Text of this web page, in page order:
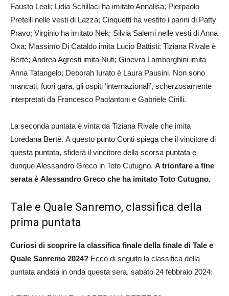
Fausto Leali; Lidia Schillaci ha imitato Annalisa; Pierpaolo
Pretelli nelle vesti di Lazza; Cinquetti ha vestito i panni di Patty
Pravo; Virginio ha imitato Nek; Silvia Salemi nelle vesti di Anna
Oxa; Massimo Di Cataldo imita Lucio Battisti; Tiziana Rivale è
Bertè; Andrea Agresti imita Nuti; Ginevra Lamborghini imita
Anna Tatangelo; Deborah Iurato è Laura Pausini. Non sono
mancati, fuori gara, gli ospiti ‘internazionali’, scherzosamente
interpretati da Francesco Paolantoni e Gabriele Cirilli.
La seconda puntata è vinta da Tiziana Rivale che imita
Loredana Bertè. A questo punto Conti spiega che il vincitore di
questa puntata, sfiderà il vincitore della scorsa puntata e
dunque Alessandro Greco in Toto Cutugno. A trionfare a fine
serata è Alessandro Greco che ha imitato Toto Cutugno.
Tale e Quale Sanremo, classifica della
prima puntata
Curiosi di scoprire la classifica finale della finale di Tale e
Quale Sanremo 2024? Ecco di seguito la classifica della
puntata andata in onda questa sera, sabato 24 febbraio 2024: